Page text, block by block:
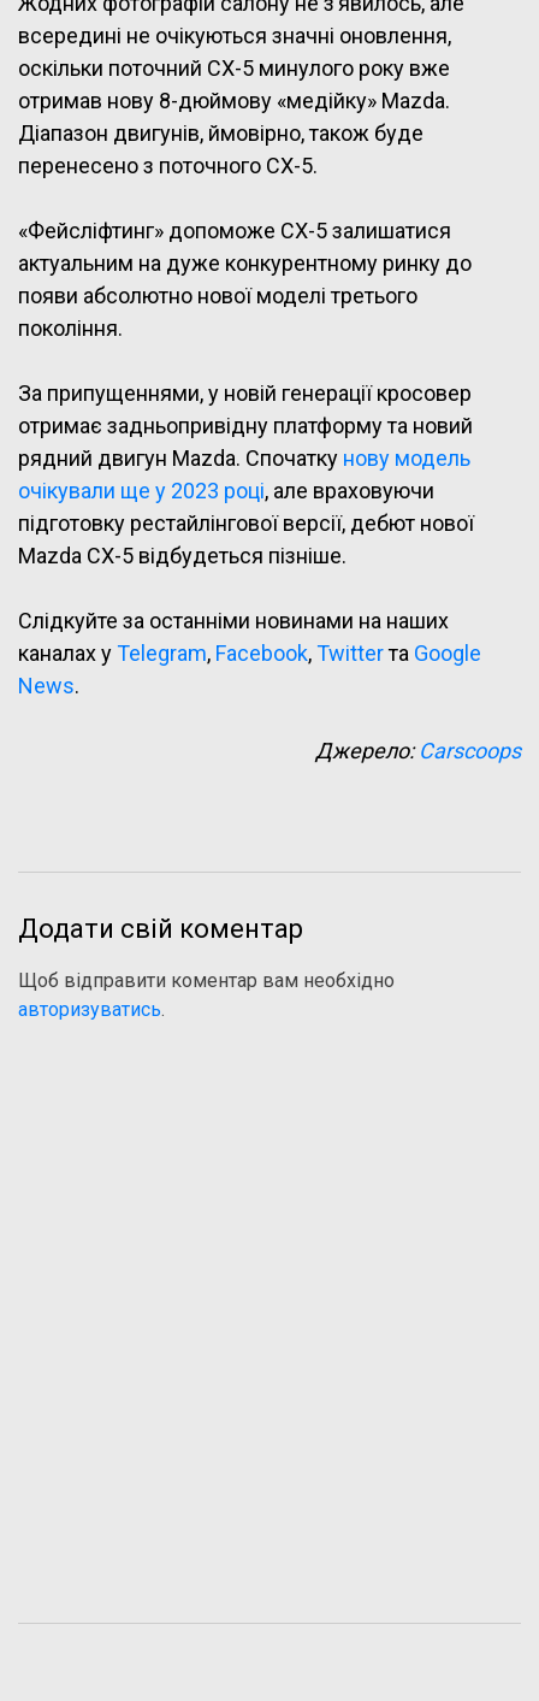
всередині не очікуються значні оновлення,
оскільки поточний CX-5 минулого року вже
отримав нову 8-дюймову «медійку» Mazda.
Діапазон двигунів, ймовірно, також буде
перенесено з поточного CX-5.
«Фейсліфтинг» допоможе CX-5 залишатися
актуальним на дуже конкурентному ринку до
появи абсолютно нової моделі третього
покоління.
За припущеннями, у новій генерації кросовер
отримає задньопривідну платформу та новий
рядний двигун Mazda. Спочатку нову модель
очікували ще у 2023 році, але враховуючи
підготовку рестайлінгової версії, дебют нової
Mazda CX-5 відбудеться пізніше.
Слідкуйте за останніми новинами на наших
каналах уTelegram, Facebook,Twitterта Google
News.
Джерело:Carscoops
Додати свій коментар
Щоб відправити коментар вам необхідно
авторизуватись.